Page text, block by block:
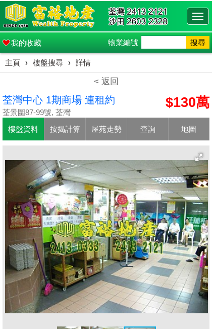
我的收藏 物業編號 搜尋
主頁 › 樓盤搜尋 › 詳情
< 返回
荃灣中心 1期商場 連租約
荃景圍87-99號, 荃灣
$130萬
樓盤資料 按揭計算 屋苑走勢 查詢 地圖